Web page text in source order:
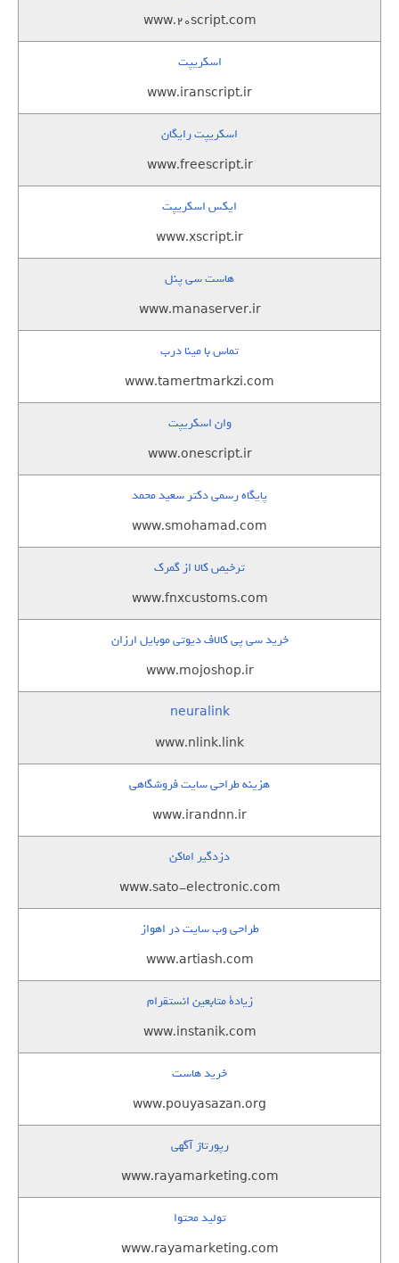
www.20script.com
اسکریپت
www.iranscript.ir
اسکریپت رایگان
www.freescript.ir
ایکس اسکریپت
www.xscript.ir
هاست سی پنل
www.manaserver.ir
تماس با مینا درب
www.tamertmarkzi.com
وان اسکریپت
www.onescript.ir
پایگاه رسمی دکتر سعید محمد
www.smohamad.com
ترخیص کالا از گمرک
www.fnxcustoms.com
خرید سی پی کالاف دیوتی موبایل ارزان
www.mojoshop.ir
neuralink
www.nlink.link
هزینه طراحی سایت فروشگاهی
www.irandnn.ir
دزدگیر اماکن
www.sato-electronic.com
طراحی وب سایت در اهواز
www.artiash.com
زيادة متابعين انستقرام
www.instanik.com
خرید هاست
www.pouyasazan.org
رپورتاژ آگهی
www.rayamarketing.com
تولید محتوا
www.rayamarketing.com